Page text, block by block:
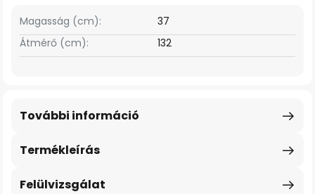
Magasság (cm):
37
Átmérő (cm):
132
Termékleírás
További információ
Felülvizsgálat